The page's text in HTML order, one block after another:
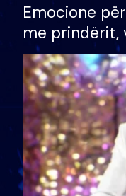
Emocione
me prindërit,
divorci apo